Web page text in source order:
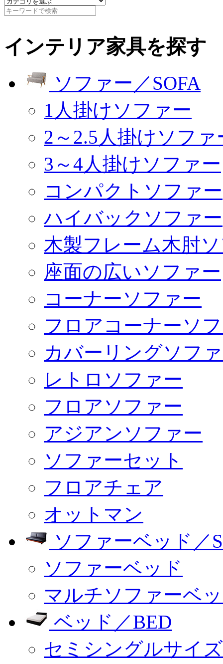
インテリア家具を探す
ソファー／SOFA
1人掛けソファー
2～2.5人掛けソファ
3～4人掛けソファー
コンパクトソファー
ハイバックソファー
木製フレーム木肘
座面の広いソファー
コーナーソファー
フロアコーナーソ
カバーリングソフ
レトロソファー
フロアソファー
アジアンソファー
ソファーセット
フロアチェア
オットマン
ソファーベッド／
ソファーベッド
マルチソファーベ
ベッド／BED
セミシングルサイ